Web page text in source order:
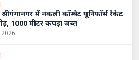
श्रीगंगानगर में नकली कॉम्बैट यूनिफॉर्म रैकेट
1000 मीटर कपड़ा जब्त